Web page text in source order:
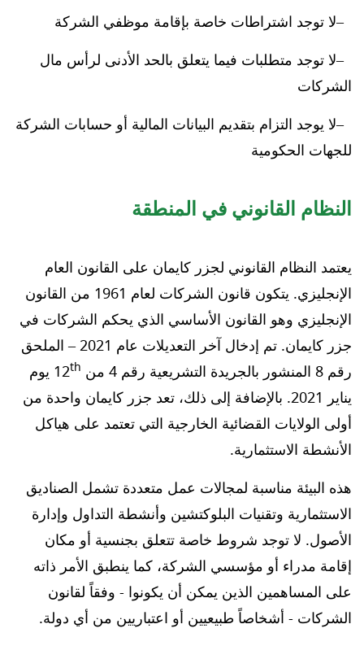
لا توجد اشتراطات خاصة بإقامة موظفي الشركة
لا توجد متطلبات فيما يتعلق بالحد الأدنى لرأس مال
الشركات
لا يوجد التزام بتقديم البيانات المالية أو حسابات الشركة
للجهات الحكومية
النظام القانوني في المنطقة
يعتمد النظام القانوني لجزر كايمان على القانون العام
الإنجليزي. يتكون قانون الشركات لعام 1961 من القانون
الإنجليزي وهو القانون الأساسي الذي يحكم الشركات في
جزر كايمان. تم إدخال آخر التعديلات عام 2021 – الملحق
رقم 8 المنشور بالجريدة التشريعية رقم 4 من 12
th
يوم
يناير 2021. بالإضافة إلى ذلك، تعد جزر كايمان واحدة من
أولى الولايات القضائية الخارجية التي تعتمد على هياكل
الأنشطة الاستثمارية.
هذه البيئة مناسبة لمجالات عمل متعددة تشمل الصناديق
الاستثمارية وتقنيات البلوكتشين وأنشطة التداول وإدارة
الأصول. لا توجد شروط خاصة تتعلق بجنسية أو مكان
إقامة مدراء أو مؤسسي الشركة، كما ينطبق الأمر ذاته
على المساهمين الذين يمكن أن يكونوا - وفقاً لقانون
الشركات - أشخاصاً طبيعيين أو اعتباريين من أي دولة.